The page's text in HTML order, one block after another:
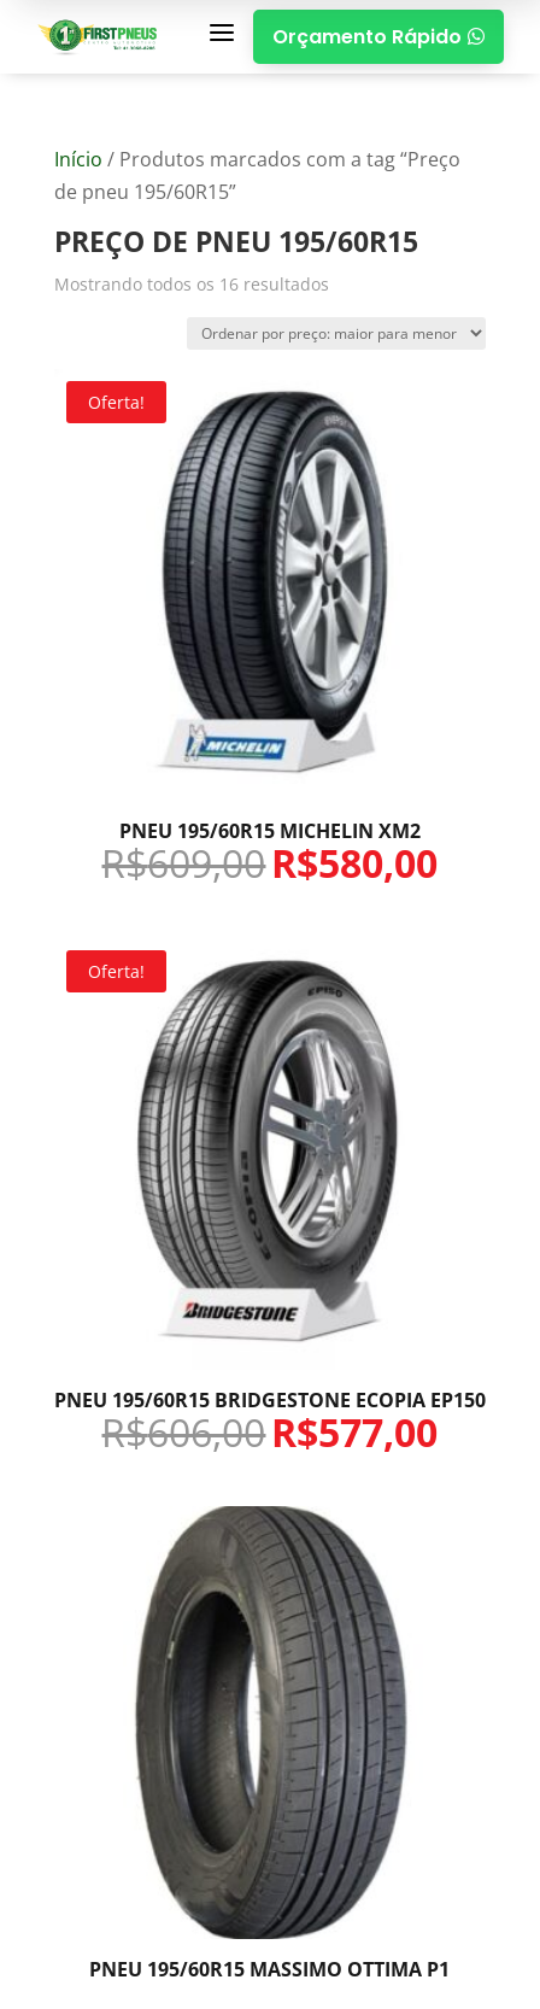
a Orçamento Rápido 
Início / Produtos marcados com a tag “Preço
de pneu 195/60R15”
PREÇO DE PNEU 195/60R15
Mostrando todos os 16 resultados
Oferta!
PNEU 195/60R15 MICHELIN XM2
R$609,00R$580,00
Oferta!
PNEU 195/60R15 BRIDGESTONE ECOPIA EP150
R$606,00R$577,00
PNEU 195/60R15 MASSIMO OTTIMA P1